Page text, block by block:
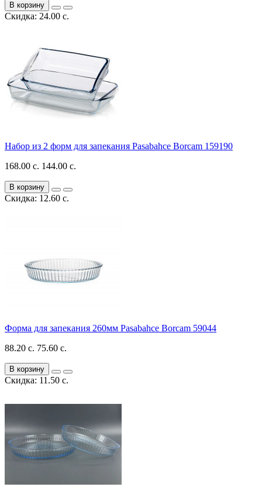
В корзину
Скидка: 24.00 с.
Набор из 2 форм для запекания Pasabahce Borcam 159190
168.00 с. 144.00 с.
В корзину
Скидка: 12.60 с.
Форма для запекания 260мм Pasabahce Borcam 59044
88.20 с. 75.60 с.
В корзину
Скидка: 11.50 с.